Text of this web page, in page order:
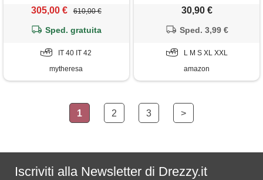
305,00 € 610,00 €
Sped. gratuita
IT 40 IT 42
mytheresa
scoperte, da cocktail, motivo
floreale, linea ad a, in tulle,
elegante, per matrimonio,
ballo, abito da ballo da donna
30,90 €
Sped. 3,99 €
L M S XL XXL
amazon
1 2 3 >
Iscriviti alla Newsletter di Drezzy.it